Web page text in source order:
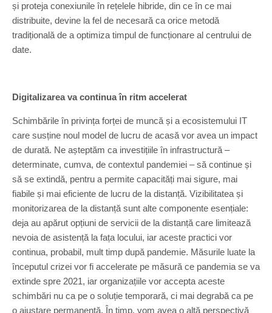
și proteja conexiunile în rețelele hibride, din ce în ce mai
distribuite, devine la fel de necesară ca orice metodă
tradițională de a optimiza timpul de funcționare al centrului de
date.
Digitalizarea va continua în ritm accelerat
Schimbările în privința forței de muncă și a ecosistemului IT
care susține noul model de lucru de acasă vor avea un impact
de durată. Ne așteptăm ca investițiile în infrastructură –
determinate, cumva, de contextul pandemiei – să continue și
să se extindă, pentru a permite capacități mai sigure, mai
fiabile și mai eficiente de lucru de la distanță. Vizibilitatea și
monitorizarea de la distanță sunt alte componente esențiale:
deja au apărut opțiuni de servicii de la distanță care limitează
nevoia de asistență la fața locului, iar aceste practici vor
continua, probabil, mult timp după pandemie. Măsurile luate la
începutul crizei vor fi accelerate pe măsură ce pandemia se va
extinde spre 2021, iar organizațiile vor accepta aceste
schimbări nu ca pe o soluție temporară, ci mai degrabă ca pe
o ajustare permanentă. În timp, vom avea o altă perspectivă